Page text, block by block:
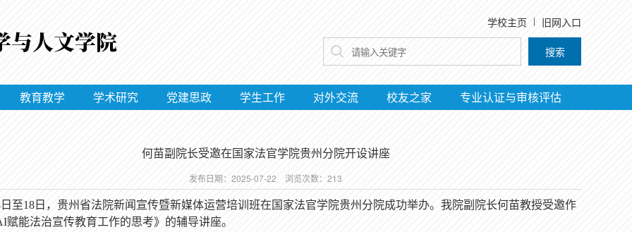
学校主页 旧网入口
搜索
教育教学 学术研究 党建思政 学生工作 对外交流 校友之家 专业认证与审核评估
何苗副院长受邀在国家法官学院贵州分院开设讲座
发布日期：2025-07-22 浏览次数： 213
日至18日，贵州省法院新闻宣传暨新媒体运营培训班在国家法官学院贵州分院成功举办。我院副院长何苗教授受邀作
赋能法治宣传教育工作的思考》的辅导讲座。